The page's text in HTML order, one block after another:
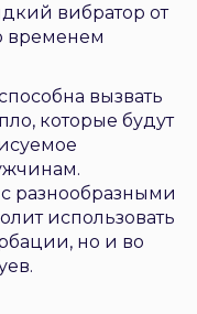
вибратор от
временем
вызвать
которые будут
разнообразными
использовать
но и во